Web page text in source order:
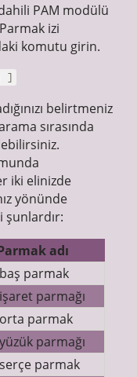
PAM modülü
izi
komutu girin.
]
belirtmeniz
sırasında
iki elinizde
yönünde
şunlardır:
adı
parmak
parmağı
parmak
parmağı
parmak